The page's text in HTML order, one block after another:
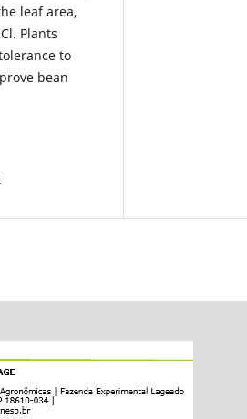
leaf area,
Plants
to
bean
.